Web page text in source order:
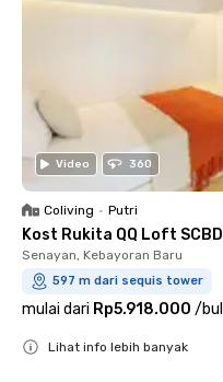
Video 360
Coliving • Putri
Kost Rukita QQ Loft SCBD
Senayan, Kebayoran Baru
597 m dari sequis tower
mulai dari Rp5.918.000 /
Lihat info lebih banyak